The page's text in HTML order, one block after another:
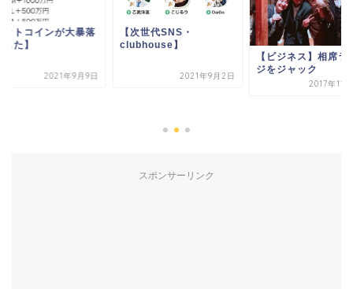
ットコインが大暴落
た】
2021年9月9日
【次世代SNS・
clubhouse】
2021年9月2日
【ビジネス】相席ラ
ジをジャック
2017年11
スポンサーリンク